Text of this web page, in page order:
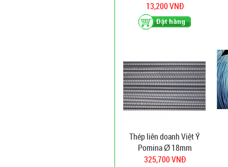
13,200 VNĐ
Thép liên doanh Việt Ý
Pomina Ø 18mm
325,700 VNĐ